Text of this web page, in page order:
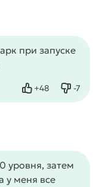
при запуске
+48
Нравится -7
Не
уровня, затем
у меня все